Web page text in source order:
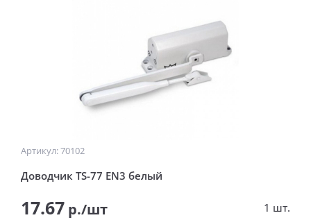
Артикул: 70102
Доводчик TS-77 EN3 белый
17.67 р./шт 1 шт.